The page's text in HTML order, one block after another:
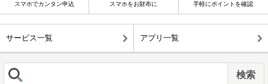
スマホでカンタン申込 スマホをお財布に 手軽にポイントを確認
サービス一覧 アプリ一覧